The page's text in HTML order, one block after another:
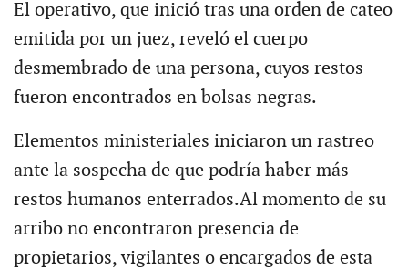
El operativo, que inició tras una orden de cateo
emitida por un juez, reveló el cuerpo
desmembrado de una persona, cuyos restos
fueron encontrados en bolsas negras.
Elementos ministeriales iniciaron un rastreo
ante la sospecha de que podría haber más
restos humanos enterrados.Al momento de su
arribo no encontraron presencia de
propietarios, vigilantes o encargados de esta